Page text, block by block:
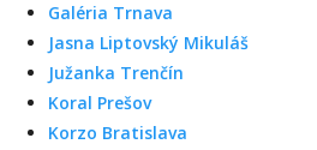
Galéria Trnava
Jasna Liptovský Mikuláš
Južanka Trenčín
Koral Prešov
Korzo Bratislava